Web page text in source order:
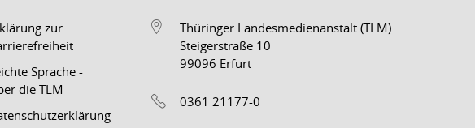
zur
Sprache -
die TLM
Thüringer Landesmedienanstalt (TLM)
Steigerstraße 10
99096 Erfurt
0361 21177-0